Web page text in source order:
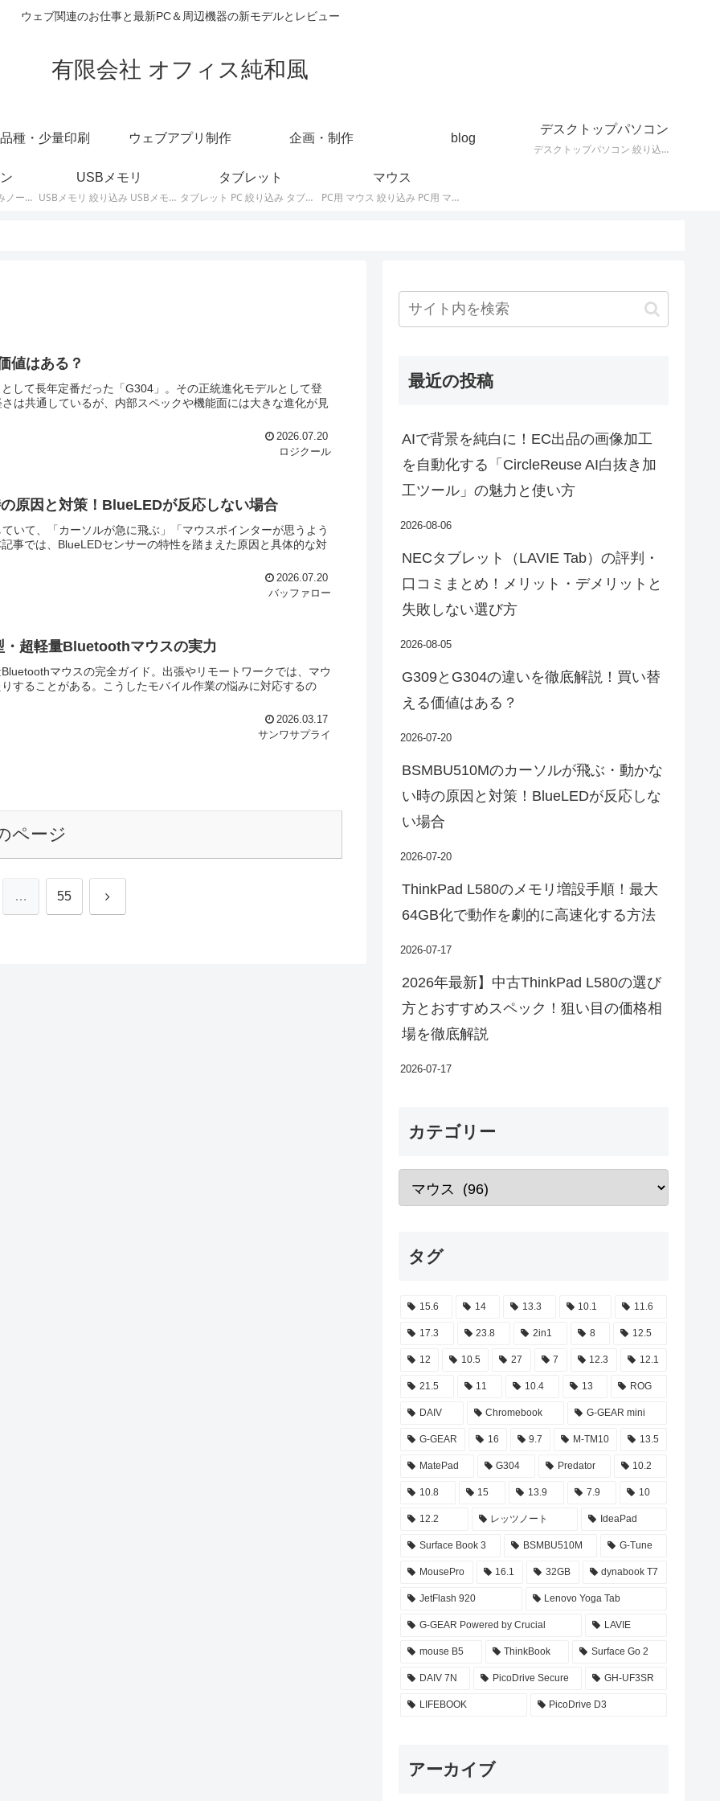
ウェブ関連のお仕事と最新PC＆周辺機器の新モデルとレビュー
有限会社 オフィス純和風
種・少量印刷 ウェブアプリ制作 企画・制作 blog
デスクトップパソコン
デスクトップパソコン 絞り込み デスクトップPCの最新モデルやスペック・仕様に関する情報。
ノートパソコン 絞り込みノートPCの最新モデルやスペック・仕様に関する情報。
USBメモリ
USBメモリ 絞り込み USBメモリの最新モデルやスペック・仕様に関する情報。
タブレット
タブレット PC 絞り込み タブレットの最新モデルやスペック・仕様に関する情報。
マウス
PC用 マウス 絞り込み PC用 マウス 最新モデルやスペック・仕様に関する情報。ワイヤレスマウス、有線マウス、接続タイプなど。
値はある？
して長年定番だった「G304」。その正統進化モデルとして登
は共通しているが、内部スペックや機能面には大きな進化が見
2026.07.20
ロジクール
原因と対策！BlueLEDが反応しない場合
いて、「カーソルが急に飛ぶ」「マウスポインターが思うよう
事では、BlueLEDセンサーの特性を踏まえた原因と具体的な対
2026.07.20
バッファロー
超軽量Bluetoothマウスの実力
マウスの完全ガイド。出張やリモートワークでは、マウ
することがある。こうしたモバイル作業の悩みに対応するの
2026.03.17
サンワサプライ
ページ
… 55 次
最近の投稿
AIで背景を純白に！EC出品の画像加工
を自動化する「CircleReuse AI白抜き加
工ツール」の魅力と使い方
2026-08-06
NECタブレット（LAVIE Tab）の評判・
口コミまとめ！メリット・デメリットと
失敗しない選び方
2026-08-05
G309とG304の違いを徹底解説！買い替
える価値はある？
2026-07-20
BSMBU510Mのカーソルが飛ぶ・動かな
い時の原因と対策！BlueLEDが反応しな
い場合
2026-07-20
ThinkPad L580のメモリ増設手順！最大
64GB化で動作を劇的に高速化する方法
2026-07-17
2026年最新】中古ThinkPad L580の選び
方とおすすめスペック！狙い目の価格相
場を徹底解説
2026-07-17
カテゴリー
タグ
15.6 14 13.3 10.1 11.6
17.3 23.8 2in1 8 12.5
12 10.5 27 7 12.3 12.1
21.5 11 10.4 13 ROG
DAIV Chromebook G-GEAR mini
G-GEAR 16 9.7 M-TM10 13.5
MatePad G304 Predator 10.2
10.8 15 13.9 7.9 10
12.2 レッツノート IdeaPad
Surface Book 3 BSMBU510M G-Tune
MousePro 16.1 32GB dynabook T7
JetFlash 920 Lenovo Yoga Tab
G-GEAR Powered by Crucial LAVIE
mouse B5 ThinkBook Surface Go 2
DAIV 7N PicoDrive Secure GH-UF3SR
LIFEBOOK PicoDrive D3
アーカイブ